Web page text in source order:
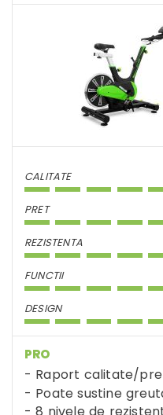
CALITATE
PRET
REZISTENTA
FUNCTII
DESIGN
PRO
Raport calitate/
Poate sustine